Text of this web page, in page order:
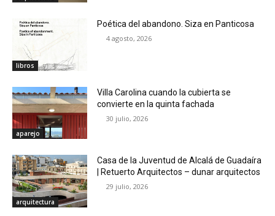
libros
Poética del abandono. Siza en Panticosa
4 agosto, 2026
aparejo
Villa Carolina cuando la cubierta se
convierte en la quinta fachada
30 julio, 2026
arquitectura
Casa de la Juventud de Alcalá de Guadaíra
| Retuerto Arquitectos – dunar arquitectos
29 julio, 2026